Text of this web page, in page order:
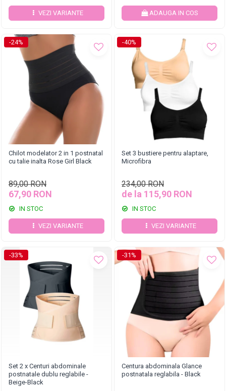
VEZI VARIANTE ADAUGA IN COS
-24%
Chilot modelator 2 in 1 postnatal
cu talie inalta Rose Girl Black
89,00 RON
67,90 RON
IN STOC
VEZI VARIANTE
-40%
Set 3 bustiere pentru alaptare,
Microfibra
234,00 RON
de la 115,90 RON
IN STOC
VEZI VARIANTE
-33%
Set 2 x Centuri abdominale
postnatale dublu reglabile -
Beige-Black
-31%
Centura abdominala Glance
postnatala reglabila - Black